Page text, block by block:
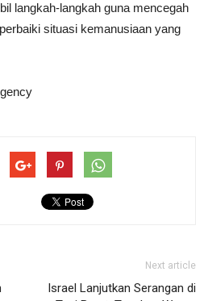
langkah-langkah guna mencegah
situasi kemanusiaan yang
Next article
Israel Lanjutkan Serangan di